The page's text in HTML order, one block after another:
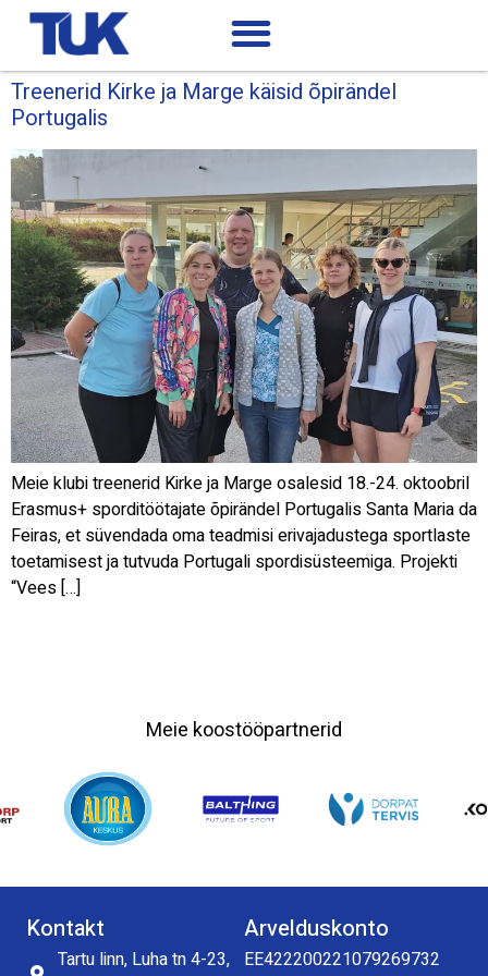
Treenerid Kirke ja Marge käisid õpirändel
Portugalis
Meie klubi treenerid Kirke ja Marge osalesid 18.-24. oktoobril
Erasmus+ sporditöötajate õpirändel Portugalis Santa Maria da
Feiras, et süvendada oma teadmisi erivajadustega sportlaste
toetamisest ja tutvuda Portugali spordisüsteemiga. Projekti
“Vees […]
Meie koostööpartnerid
Kontakt
Tartu linn, Luha tn 4-23,
Arvelduskonto
EE422200221079269732